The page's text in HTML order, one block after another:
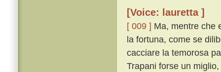
[Voice: lauretta ]
[ 009 ] Ma, mentre che
la fortuna, come se
cacciare la temorosa
Trapani forse un